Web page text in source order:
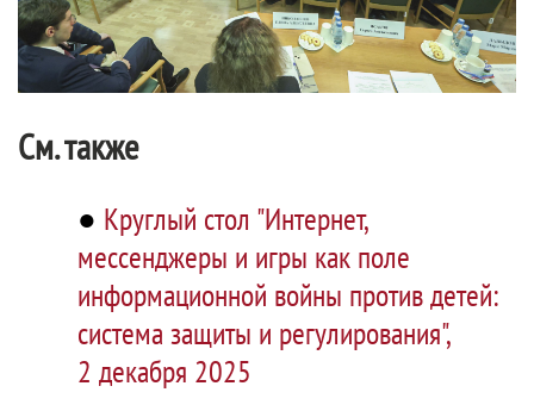
См. также
● Круглый стол "Интернет,
мессенджеры и игры как поле
информационной войны против детей:
система защиты и регулирования",
2 декабря 2025